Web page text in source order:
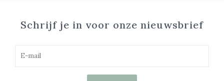
Schrijf je in voor onze nieuwsbrief